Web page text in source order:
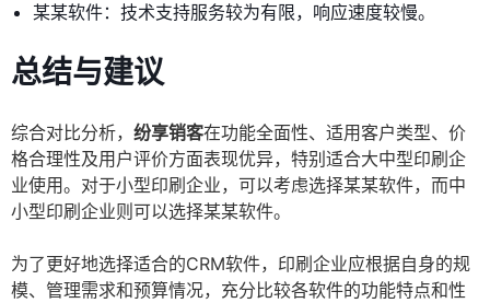
某某软件：技术支持服务较为有限，响应速度较慢。
总结与建议
综合对比分析， 纷享销客在功能全面性、适用客户类型、价
格合理性及用户评价方面表现优异，特别适合大中型印刷企
业使用。对于小型印刷企业，可以考虑选择某某软件，而中
小型印刷企业则可以选择某某软件。
为了更好地选择适合的CRM软件，印刷企业应根据自身的规
模、管理需求和预算情况，充分比较各软件的功能特点和性